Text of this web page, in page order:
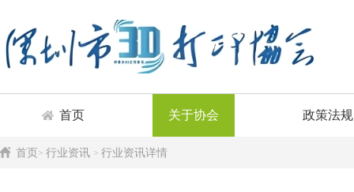
首页 关于协会 政策法规
首页> 行业资讯 > 行业资讯详情